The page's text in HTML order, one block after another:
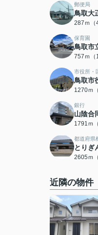
郵便局
鳥取大
287ｍ（
保育園
鳥取市
757ｍ（
市役所・
鳥取市
1270ｍ
銀行
山陰合
1791ｍ
都道府県
とりぎ
2605ｍ
近隣の物件